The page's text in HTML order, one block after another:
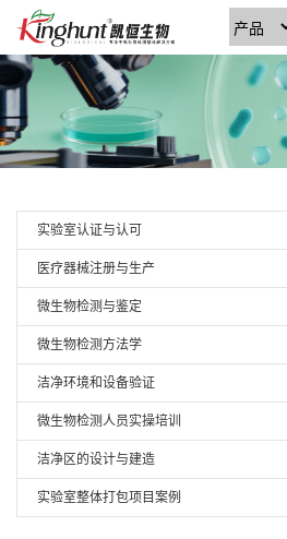
实验室认证与认可
医疗器械注册与生产
微生物检测与鉴定
微生物检测方法学
洁净环境和设备验证
微生物检测人员实操培训
洁净区的设计与建造
实验室整体打包项目案例